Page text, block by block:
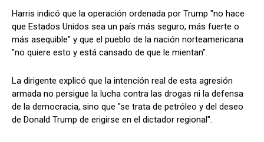
Harris indicó que la operación ordenada por Trump "no hace
que Estados Unidos sea un país más seguro, más fuerte o
más asequible" y que el pueblo de la nación norteamericana
"no quiere esto y está cansado de que le mientan".
La dirigente explicó que la intención real de esta agresión
armada no persigue la lucha contra las drogas ni la defensa
de la democracia, sino que "se trata de petróleo y del deseo
de Donald Trump de erigirse en el dictador regional".